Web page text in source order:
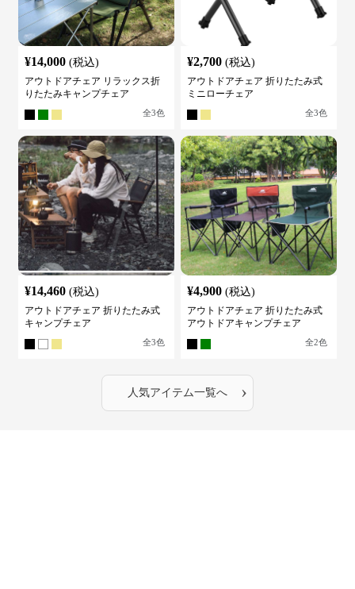
¥14,000 (税込)
アウトドアチェア リラックス折
りたたみキャンプチェア
全3色
¥2,700 (税込)
アウトドアチェア 折りたたみ式
ミニローチェア
全3色
¥14,460 (税込)
アウトドアチェア 折りたたみ式
キャンプチェア
全3色
¥4,900 (税込)
アウトドアチェア 折りたたみ式
アウトドアキャンプチェア
全2色
人気アイテム一覧へ ›